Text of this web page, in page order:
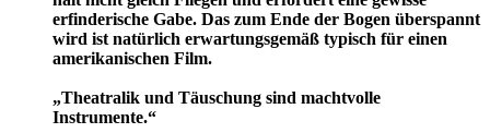
erfinderische Gabe. Das zum Ende der Bogen überspannt
wird ist natürlich erwartungsgemäß typisch für einen
amerikanischen Film.
„Theatralik und Täuschung sind machtvolle
Instrumente.“